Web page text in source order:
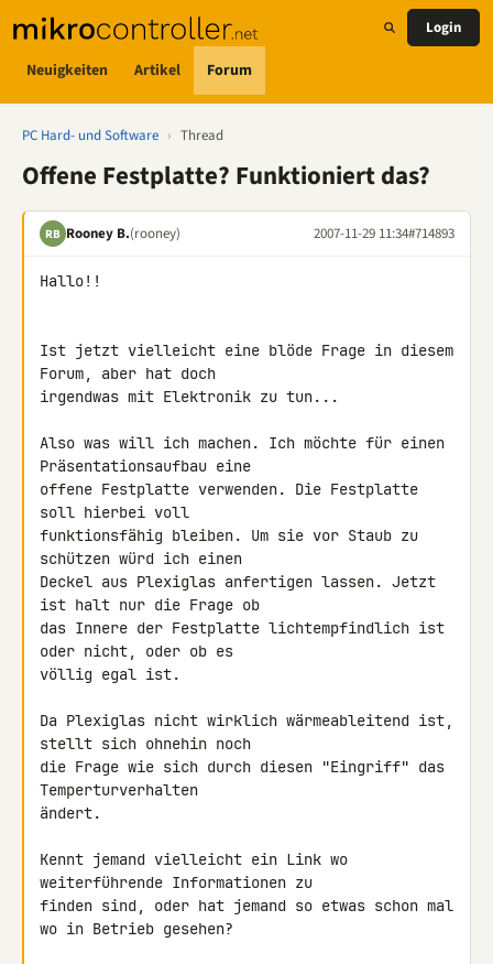
Neuigkeiten Artikel Forum
Login
PC Hard- und Software › Thread
Offene Festplatte? Funktioniert das?
RB Rooney B.(rooney) 2007-11-29 11:34#714893
Hallo!!
Ist jetzt vielleicht eine blöde Frage in diesem
Forum, aber hat doch
irgendwas mit Elektronik zu tun...
Also was will ich machen. Ich möchte für einen
Präsentationsaufbau eine
offene Festplatte verwenden. Die Festplatte
soll hierbei voll
funktionsfähig bleiben. Um sie vor Staub zu
schützen würd ich einen
Deckel aus Plexiglas anfertigen lassen. Jetzt
ist halt nur die Frage ob
das Innere der Festplatte lichtempfindlich ist
oder nicht, oder ob es
völlig egal ist.
Da Plexiglas nicht wirklich wärmeableitend ist,
stellt sich ohnehin noch
die Frage wie sich durch diesen "Eingriff" das
Temperturverhalten
ändert.
Kennt jemand vielleicht ein Link wo
weiterführende Informationen zu
finden sind, oder hat jemand so etwas schon mal
wo in Betrieb gesehen?